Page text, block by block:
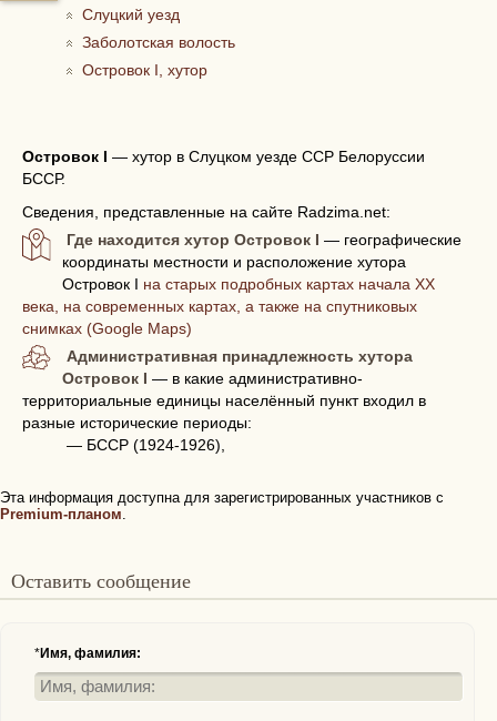
Слуцкий уезд
Заболотская волость
Островок I, хутор
Островок I — хутор в Слуцком уезде ССР Белоруссии
БССР.
Сведения, представленные на сайте Radzima.net:
Где находится хутор Островок I — географические
координаты местности и расположение хутора
Островок I на старых подробных картах начала XX
века, на современных картах, а также на спутниковых
снимках (Google Maps)
Административная принадлежность хутора
Островок I — в какие административно-
территориальные единицы населённый пункт входил в
разные исторические периоды:
— БССР (1924-1926),
Эта информация доступна для зарегистрированных участников с
Premium-планом.
Оставить сообщение
*Имя, фамилия: